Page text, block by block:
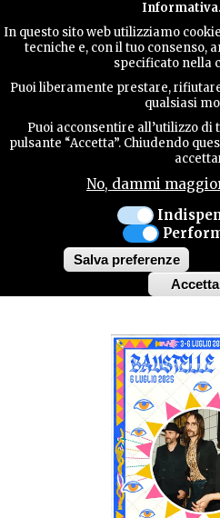
Informativa.
In questo sito web utilizziamo
tecniche e, con il tuo consenso,
specificato nella
Puoi liberamente prestare,
qualsiasi
Puoi acconsentire all’utilizzo
pulsante “Accetta”. Chiudendo
No, dammi
Salva preferenze
TERRITORIUM
KONTAKTE
MANIFESTAZIONI
SESTO AL REGHENA
DOMENICA 6
SEXTO
BAUSTELLE
GALACTICO